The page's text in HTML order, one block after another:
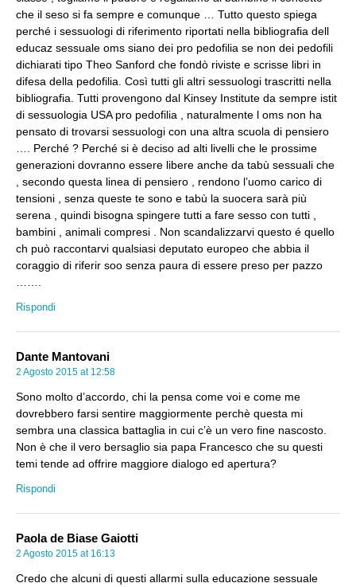
che il seso si fa sempre e comunque … Tutto questo spiega
perché i sessuologi di riferimento riportati nella bibliografia dell
educaz sessuale oms siano dei pro pedofilia se non dei pedofili
dichiarati tipo Theo Sanford che fondò riviste e scrisse libri in
difesa della pedofilia. Così tutti gli altri sessuologi trascritti nella
bibliografia. Tutti provengono dal Kinsey Institute da sempre istit
di sessuologia USA pro pedofilia , naturalmente l oms non ha
pensato di trovarsi sessuologi con una altra scuola di pensiero
…. Perché ? Perché si è deciso ad alti livelli che le prossime
generazioni dovranno essere libere anche da tabù sessuali che
, secondo questa linea di pensiero , rendono l’uomo carico di
tensioni , senza queste te sono e tabù la suocera sarà più
serena , quindi bisogna spingere tutti a fare sesso con tutti ,
bambini , animali compresi . Non scandalizzarvi questo é quello
ch può raccontarvi qualsiasi deputato europeo che abbia il
coraggio di riferir soo senza paura di essere preso per pazzo
Rispondi
Dante Mantovani
2 Agosto 2015 at 12:58
Sono molto d’accordo, chi la pensa come voi e come me
dovrebbero farsi sentire maggiormente perchè questa mi
sembra una classica battaglia in cui c’è un vero fine nascosto.
Non è che il vero bersaglio sia papa Francesco che su questi
temi tende ad offrire maggiore dialogo ed apertura?
Rispondi
Paola de Biase Gaiotti
2 Agosto 2015 at 16:13
Credo che alcuni di questi allarmi sulla educazione sessuale